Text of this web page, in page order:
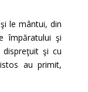
le mântui, din
împăratului şi
şi cu
au primit,